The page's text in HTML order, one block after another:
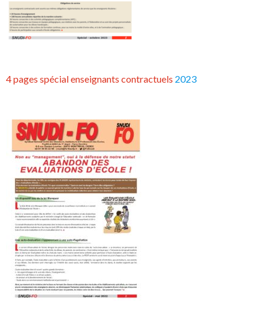
4 pages spécial enseignants contractuels 2023